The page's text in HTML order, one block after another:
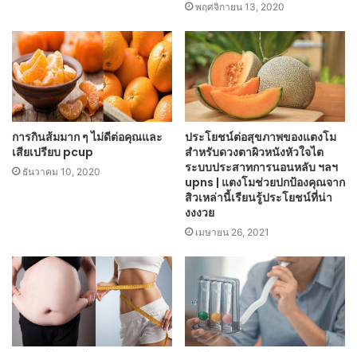
พฤศจิกายน 13, 2020
การกินส้มมาก ๆ ไม่ดีต่อคุณและ
เสียเปรียบ pcup
ธันวาคม 10, 2020
ประโยชน์ต่อสุขภาพของแตงโม
สำหรับดวงตาผิวหนังหัวใจไต
ระบบประสาทการนอนหลับ ฯลฯ
upns | แตงโมช่วยปกป้องคุณจาก
สิวเหล่านี้เรียนรู้ประโยชน์ที่น่า
งงงวย
เมษายน 26, 2021